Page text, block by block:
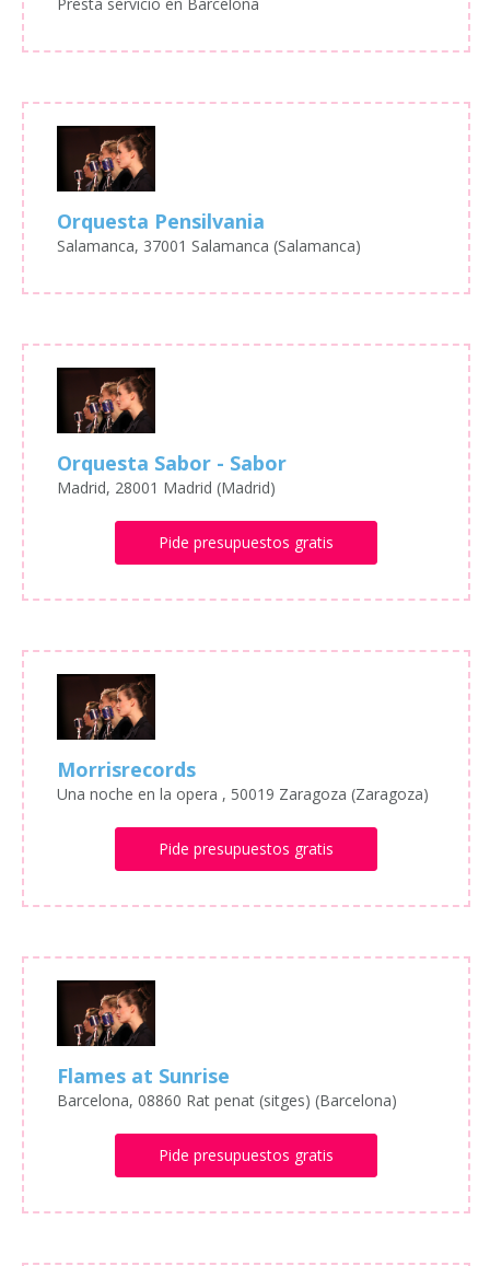
Orquesta Pensilvania
Salamanca, 37001 Salamanca (Salamanca)
Orquesta Sabor - Sabor
Madrid, 28001 Madrid (Madrid)
Pide presupuestos gratis
Morrisrecords
Una noche en la opera , 50019 Zaragoza (Zaragoza)
Pide presupuestos gratis
Flames at Sunrise
Barcelona, 08860 Rat penat (sitges) (Barcelona)
Pide presupuestos gratis